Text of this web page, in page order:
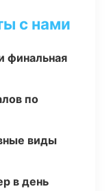
с нами
финальная
по
виды
в день